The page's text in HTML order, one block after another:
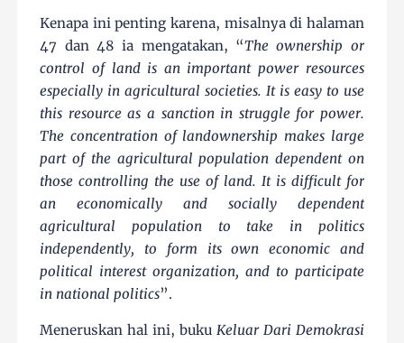
Kenapa ini penting karena, misalnya di halaman
47 dan 48 ia mengatakan, “The ownership or
control of land is an important power resources
especially in agricultural societies. It is easy to use
this resource as a sanction in struggle for power.
The concentration of landownership makes large
part of the agricultural population dependent on
those controlling the use of land. It is difficult for
an economically and socially dependent
agricultural population to take in politics
independently, to form its own economic and
political interest organization, and to participate
in national politics”.
Meneruskan hal ini, buku Keluar Dari Demokrasi